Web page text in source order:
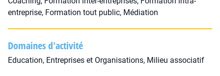
entreprise, Formation tout public, Médiation
Domaines d'activité
Education, Entreprises et Organisations, Milieu associatif